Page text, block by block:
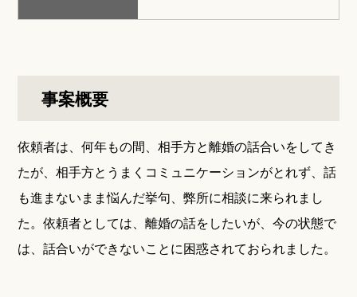
事案概要
依頼者は、何年もの間、相手方と離婚の話合いをしてき
たが、相手方とうまくコミュニケーションがとれず、話
も進まないまま悩んだ挙句、弊所に相談に来られまし
た。依頼者としては、離婚の話をしたいが、今の状態で
は、話合いができないことに困惑されておられました。